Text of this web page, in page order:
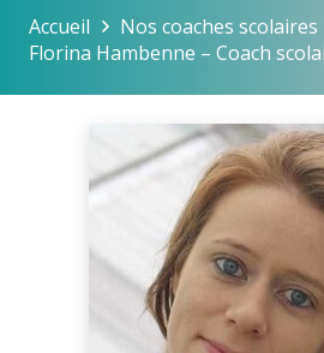
Accueil
Nos coaches
Florina Hambenne – Coach